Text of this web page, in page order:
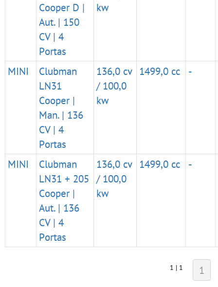
Cooper D |
Aut. | 150
CV | 4
Portas
kw
MINI
Clubman
LN31
Cooper |
Man. | 136
CV | 4
Portas
136,0 cv
/ 100,0
kw
1499,0 cc -
MINI
Clubman
LN31 + 205
Cooper |
Aut. | 136
CV | 4
Portas
136,0 cv
/ 100,0
kw
1499,0 cc -
1 | 1 1